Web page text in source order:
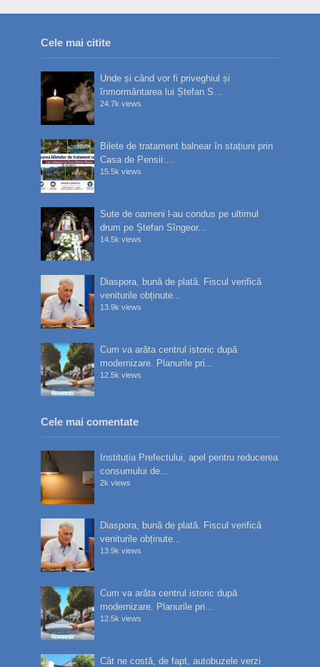
Cele mai citite
Unde și când vor fi priveghiul și
înmormântarea lui Ștefan S...
24.7k views
Bilete de tratament balnear în stațiuni prin
Casa de Pensii:...
15.5k views
Sute de oameni l-au condus pe ultimul
drum pe Ștefan Sîngeor...
14.5k views
Diaspora, bună de plată. Fiscul verifică
veniturile obținute...
13.9k views
Cum va arăta centrul istoric după
modernizare. Planurile pri...
12.5k views
Cele mai comentate
Instituția Prefectului, apel pentru reducerea
consumului de...
2k views
Diaspora, bună de plată. Fiscul verifică
veniturile obținute...
13.9k views
Cum va arăta centrul istoric după
modernizare. Planurile pri...
12.5k views
Cât ne costă, de fapt, autobuzele verzi